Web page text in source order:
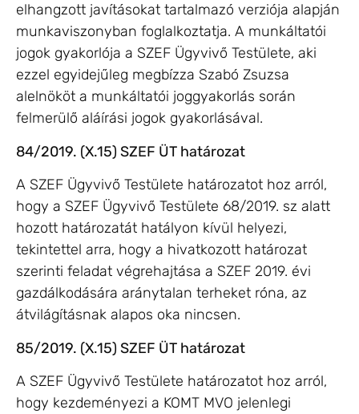
elhangzott javításokat tartalmazó verziója alapján
munkaviszonyban foglalkoztatja. A munkáltatói
jogok gyakorlója a SZEF Ügyvivő Testülete, aki
ezzel egyidejűleg megbízza Szabó Zsuzsa
alelnököt a munkáltatói joggyakorlás során
felmerülő aláírási jogok gyakorlásával.
84/2019. (X.15) SZEF ÜT határozat
A SZEF Ügyvivő Testülete határozatot hoz arról,
hogy a SZEF Ügyvivő Testülete 68/2019. sz alatt
hozott határozatát hatályon kívül helyezi,
tekintettel arra, hogy a hivatkozott határozat
szerinti feladat végrehajtása a SZEF 2019. évi
gazdálkodására aránytalan terheket róna, az
átvilágításnak alapos oka nincsen.
85/2019. (X.15) SZEF ÜT határozat
A SZEF Ügyvivő Testülete határozatot hoz arról,
hogy kezdeményezi a KOMT MVO jelenlegi